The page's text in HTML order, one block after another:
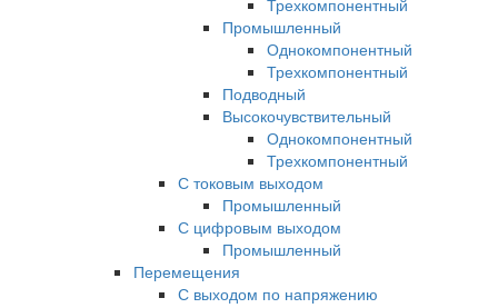
Трехкомпонентный
Промышленный
Однокомпонентный
Трехкомпонентный
Подводный
Высокочувствительный
Однокомпонентный
Трехкомпонентный
С токовым выходом
Промышленный
С цифровым выходом
Промышленный
Перемещения
С выходом по напряжению